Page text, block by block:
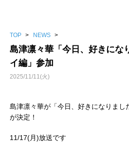
TOP > NEWS >
島津凛々華「今日、好きにな
イ編」参加
2025/11/11(火)
島津凛々華が「今日、好きになりまし
が決定！
11/17(月)放送です